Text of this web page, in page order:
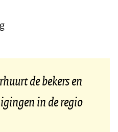
de bekers en
in de regio